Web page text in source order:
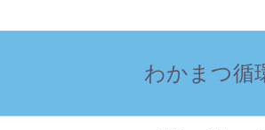
わかまつ循